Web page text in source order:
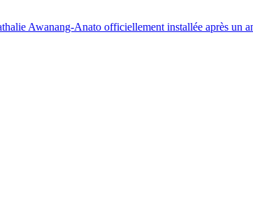
après un an d'intérim●Drame à Kinguélé : un bébé